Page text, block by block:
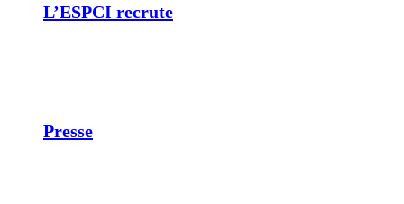
L’ESPCI recrute
Presse